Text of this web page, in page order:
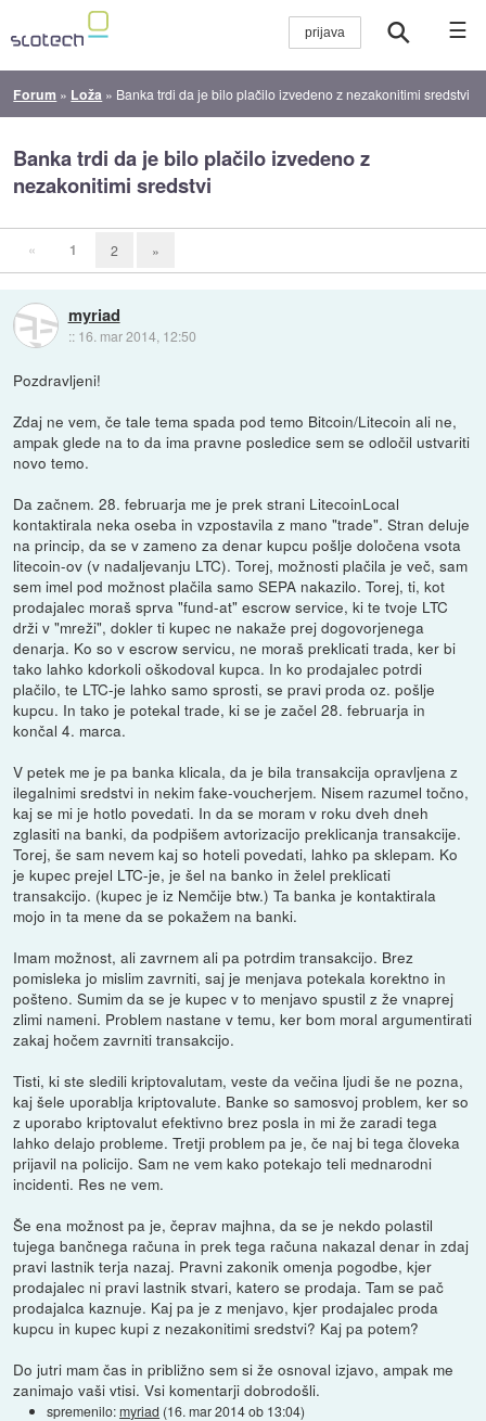
☰
Forum » Loža » Banka trdi da je bilo plačilo izvedeno z nezakonitimi sredstvi
Banka trdi da je bilo plačilo izvedeno z
nezakonitimi sredstvi
« 1 2 »
myriad
:: 16. mar 2014, 12:50
Pozdravljeni!
Zdaj ne vem, če tale tema spada pod temo Bitcoin/Litecoin ali ne,
ampak glede na to da ima pravne posledice sem se odločil ustvariti
novo temo.
Da začnem. 28. februarja me je prek strani LitecoinLocal
kontaktirala neka oseba in vzpostavila z mano "trade". Stran deluje
na princip, da se v zameno za denar kupcu pošlje določena vsota
litecoin-ov (v nadaljevanju LTC). Torej, možnosti plačila je več, sam
sem imel pod možnost plačila samo SEPA nakazilo. Torej, ti, kot
prodajalec moraš sprva "fund-at" escrow service, ki te tvoje LTC
drži v "mreži", dokler ti kupec ne nakaže prej dogovorjenega
denarja. Ko so v escrow servicu, ne moraš preklicati trada, ker bi
tako lahko kdorkoli oškodoval kupca. In ko prodajalec potrdi
plačilo, te LTC-je lahko samo sprosti, se pravi proda oz. pošlje
kupcu. In tako je potekal trade, ki se je začel 28. februarja in
končal 4. marca.
V petek me je pa banka klicala, da je bila transakcija opravljena z
ilegalnimi sredstvi in nekim fake-voucherjem. Nisem razumel točno,
kaj se mi je hotlo povedati. In da se moram v roku dveh dneh
zglasiti na banki, da podpišem avtorizacijo preklicanja transakcije.
Torej, še sam nevem kaj so hoteli povedati, lahko pa sklepam. Ko
je kupec prejel LTC-je, je šel na banko in želel preklicati
transakcijo. (kupec je iz Nemčije btw.) Ta banka je kontaktirala
mojo in ta mene da se pokažem na banki.
Imam možnost, ali zavrnem ali pa potrdim transakcijo. Brez
pomisleka jo mislim zavrniti, saj je menjava potekala korektno in
pošteno. Sumim da se je kupec v to menjavo spustil z že vnaprej
zlimi nameni. Problem nastane v temu, ker bom moral argumentirati
zakaj hočem zavrniti transakcijo.
Tisti, ki ste sledili kriptovalutam, veste da večina ljudi še ne pozna,
kaj šele uporablja kriptovalute. Banke so samosvoj problem, ker so
z uporabo kriptovalut efektivno brez posla in mi že zaradi tega
lahko delajo probleme. Tretji problem pa je, če naj bi tega človeka
prijavil na policijo. Sam ne vem kako potekajo teli mednarodni
incidenti. Res ne vem.
Še ena možnost pa je, čeprav majhna, da se je nekdo polastil
tujega bančnega računa in prek tega računa nakazal denar in zdaj
pravi lastnik terja nazaj. Pravni zakonik omenja pogodbe, kjer
prodajalec ni pravi lastnik stvari, katero se prodaja. Tam se pač
prodajalca kaznuje. Kaj pa je z menjavo, kjer prodajalec proda
kupcu in kupec kupi z nezakonitimi sredstvi? Kaj pa potem?
Do jutri mam čas in približno sem si že osnoval izjavo, ampak me
zanimajo vaši vtisi. Vsi komentarji dobrodošli.
spremenilo:myriad (16. mar 2014 ob 13:04)